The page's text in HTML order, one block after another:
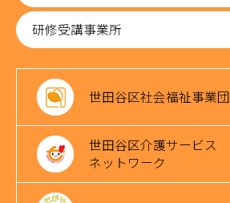
研修受講事業所
世田谷区社会福祉事業団
世田谷区介護サービス
ネットワーク